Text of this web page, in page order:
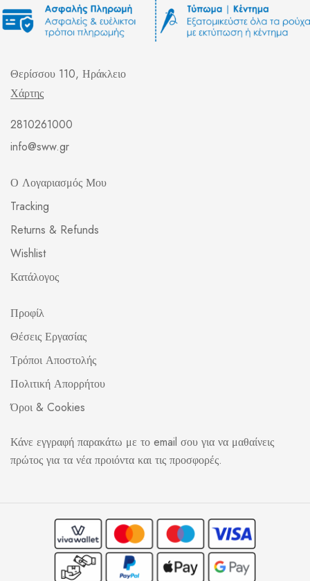
Θερίσσου 110, Ηράκλειο
Χάρτης
2810261000
info@sww.gr
Ο Λογαριασμός Μου
Tracking
Returns & Refunds
Wishlist
Κατάλογος
Προφίλ
Θέσεις Εργασίας
Τρόποι Αποστολής
Πολιτική Απορρήτου
Όροι & Cookies
Κάνε εγγραφή παρακάτω με το email σου για να μαθαίνεις
πρώτος για τα νέα προιόντα και τις προσφορές.